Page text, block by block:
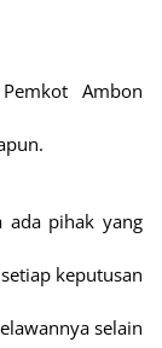
Ambon
ada pihak yang
keputusan
selain